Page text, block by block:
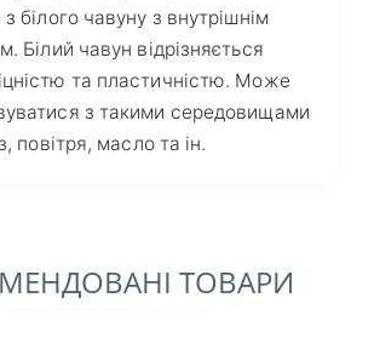
білого чавуну з внутрішнім
Білий чавун відрізняється
та пластичністю. Може
з такими середовищами
повітря, масло та ін.
ТОВАРИ